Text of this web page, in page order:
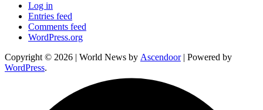
Log in
Entries feed
Comments feed
WordPress.org
Copyright © 2026 | World News by Ascendoor| Powered by
WordPress.